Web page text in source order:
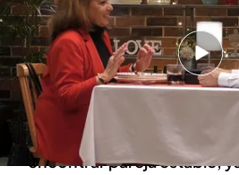
First Dates
12 ABR 2023 - 22:55h.
Ver ‘First Dates’ (12/04/
en Cuatro
Lina acude al restaurante
encontrar pareja estable,